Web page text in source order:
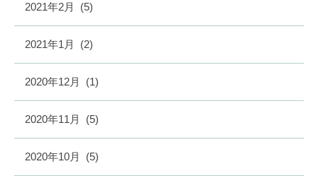
2021年2月 (5)
2021年1月 (2)
2020年12月 (1)
2020年11月 (5)
2020年10月 (5)